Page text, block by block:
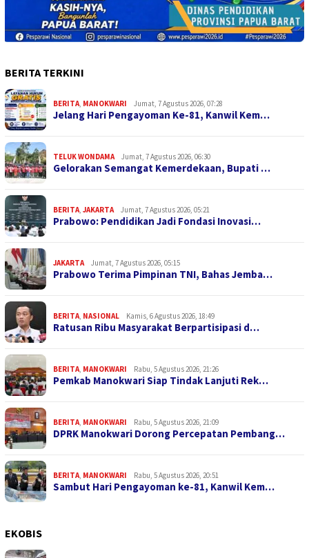
BERITA TERKINI
BERITA MANOKWARI Jumat, 7 Agustus 2026, 07:28
Jelang Hari Pengayoman Ke-81, Kanwil Kem…
TELUK WONDAMA Jumat, 7 Agustus 2026, 06:30
Gelorakan Semangat Kemerdekaan, Bupati …
BERITA JAKARTA Jumat, 7 Agustus 2026, 05:21
Prabowo: Pendidikan Jadi Fondasi Inovasi…
JAKARTA Jumat, 7 Agustus 2026, 05:15
Prabowo Terima Pimpinan TNI, Bahas Jemba…
BERITA NASIONAL Kamis, 6 Agustus 2026, 18:49
Ratusan Ribu Masyarakat Berpartisipasi d…
BERITA MANOKWARI Rabu, 5 Agustus 2026, 21:26
Pemkab Manokwari Siap Tindak Lanjuti Rek…
BERITA MANOKWARI Rabu, 5 Agustus 2026, 21:09
DPRK Manokwari Dorong Percepatan Pembang…
BERITA MANOKWARI Rabu, 5 Agustus 2026, 20:51
Sambut Hari Pengayoman ke-81, Kanwil Kem…
EKOBIS